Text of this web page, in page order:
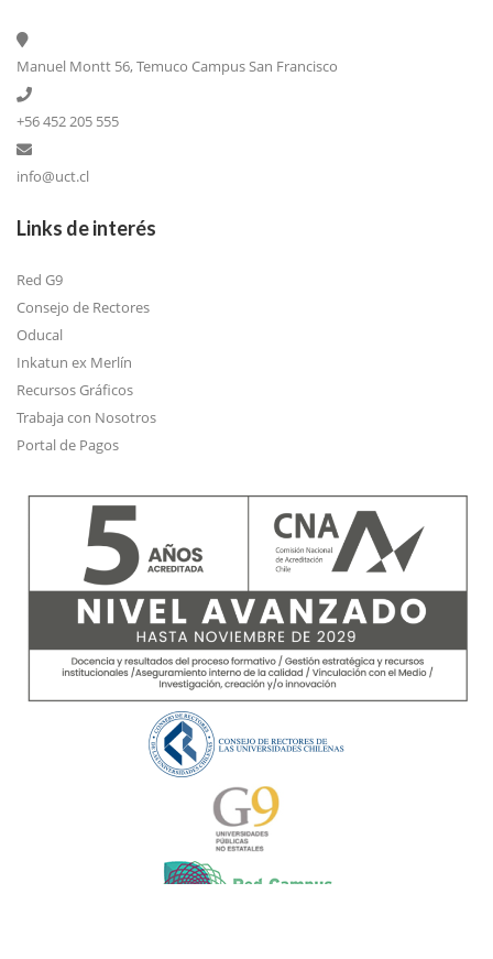
Manuel Montt 56, Temuco Campus San Francisco
+56 452 205 555
info@uct.cl
Links de interés
Red G9
Consejo de Rectores
Oducal
Inkatun ex Merlín
Recursos Gráficos
Trabaja con Nosotros
Portal de Pagos